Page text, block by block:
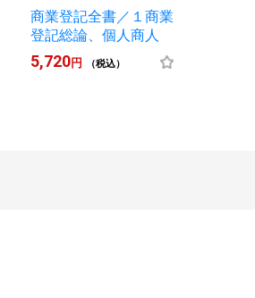
商業登記全書／１商業
登記総論、個人商人
5,720円 （税込）